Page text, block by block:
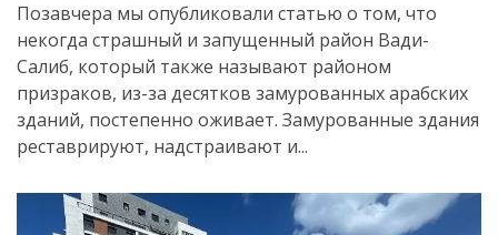
Искать
Позавчера мы опубликовали статью о том, что
некогда страшный и запущенный район Вади-
Салиб, который также называют районом
призраков, из-за десятков замурованных арабских
зданий, постепенно оживает. Замурованные здания
реставрируют, надстраивают и...